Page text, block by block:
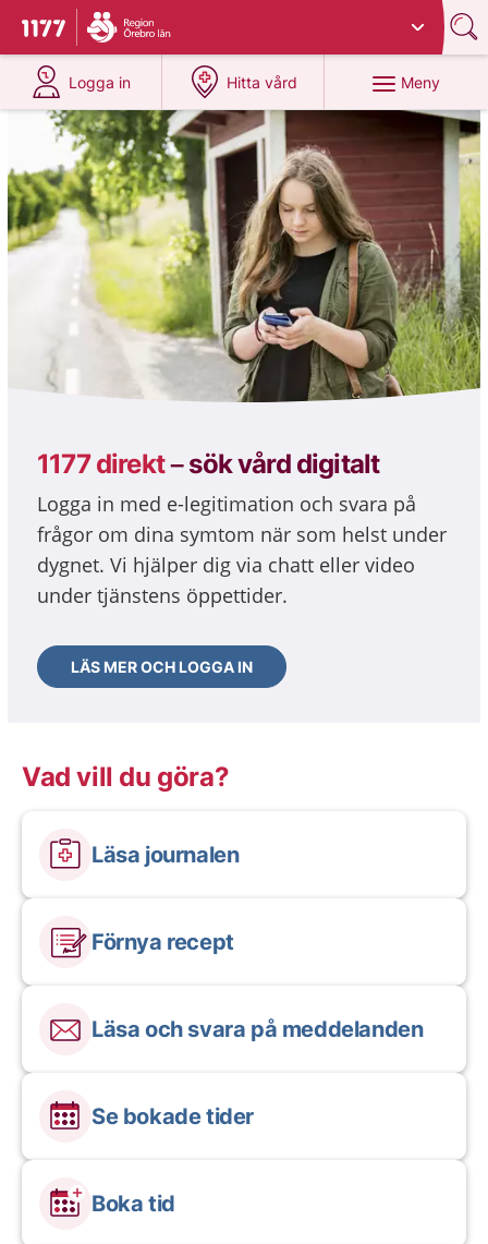
Till startsidan för 1177
Du har valt region
Logga in
på 1177.se
Hitta vård
på 1177.se
Meny
1177
1177 direkt–sök vård digitalt
Logga in med e-legitimation och svara på
frågor om dina symtom när som helst under
dygnet. Vi hjälper dig via chatt eller video
under tjänstens öppettider.
LÄS MER OCH LOGGA IN
Vad vill du göra?
Läsa journalen
Förnya recept
Läsa och svara på meddelanden
Se bokade tider
Boka tid